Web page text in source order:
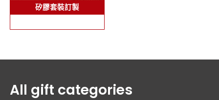
矽膠套裝訂製
All gift categories